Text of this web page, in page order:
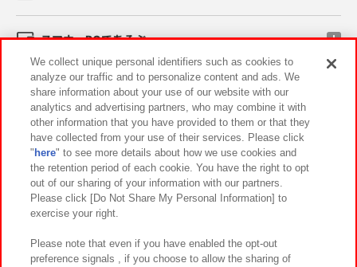
スマホ・PCであそぶ
イベント・キャンペーン
関連会社 サステナビリティ サイトポリシー
プライバシーポリシー ウェブアクセシビリティ方針と検証結果
お取引先さまとともに
カスタマーハラスメント対応方針 よくあるご質問・お問い合わせ
We collect unique personal identifiers such as cookies to
analyze our traffic and to personalize content and ads. We
share information about your use of our website with our
analytics and advertising partners, who may combine it with
other information that you have provided to them or that they
have collected from your use of their services. Please click
" here" to see more details about how we use cookies and
the retention period of each cookie. You have the right to opt
out of our sharing of your information with our partners.
Please click [Do Not Share My Personal Information] to
exercise your right.
Please note that even if you have enabled the opt-out
preference signals , if you choose to allow the sharing of